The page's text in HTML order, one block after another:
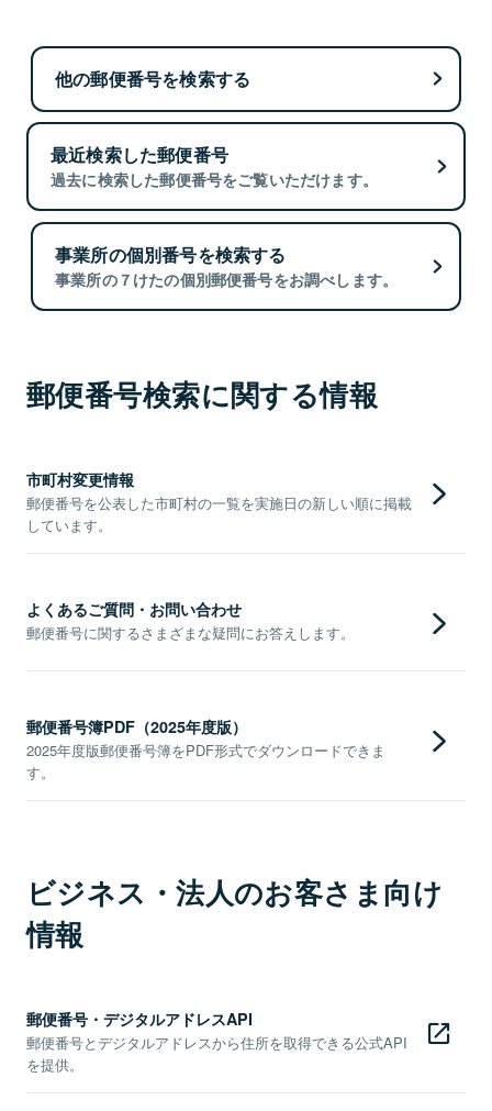
他の郵便番号を検索する
最近検索した郵便番号
過去に検索した郵便番号をご覧いただけます。
事業所の個別番号を検索する
事業所の７けたの個別郵便番号をお調べします。
郵便番号検索に関する情報
市町村変更情報
郵便番号を公表した市町村の一覧を実施日の新しい順に掲載
しています。
よくあるご質問・お問い合わせ
郵便番号に関するさまざまな疑問にお答えします。
郵便番号簿PDF（2025年度版）
2025年度版郵便番号簿をPDF形式でダウンロードできま
す。
ビジネス・法人のお客さま向け
情報
郵便番号・デジタルアドレスAPI
郵便番号とデジタルアドレスから住所を取得できる公式API
を提供。